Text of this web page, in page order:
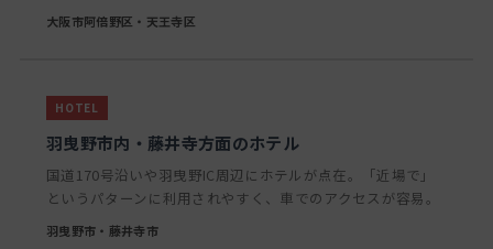
大阪市阿倍野区・天王寺区
羽曳野市内・藤井寺方面のホテル
国道170号沿いや羽曳野IC周辺にホテルが点在。「近場で」
というパターンに利用されやすく、車でのアクセスが容易。
羽曳野市・藤井寺市